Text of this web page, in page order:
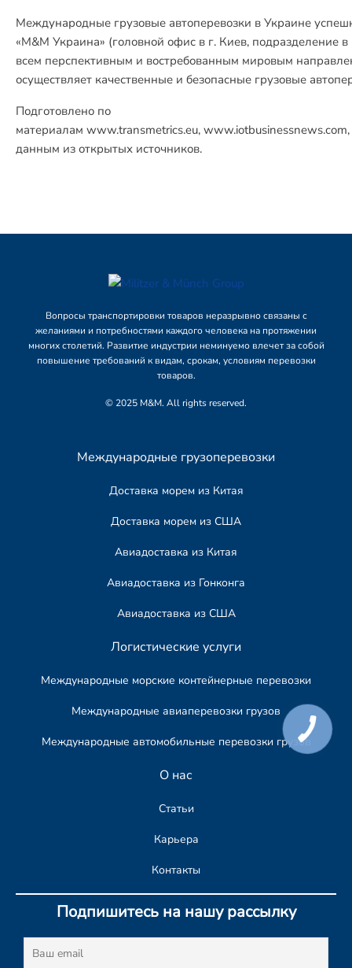
Международные грузовые автоперевозки в Украине
«M&M Украина» (головной офис в г. Киев, подразделение
всем перспективным и востребованным мировым
осуществляет качественные и безопасные грузовые
Подготовлено по
материалам www.transmetrics.eu, www.iotbusinessnews.com,
данным из открытых источников.
Вопросы транспортировки товаров неразрывно связаны с
желаниями и потребностями каждого человека на протяжении
многих столетий. Развитие индустрии неминуемо влечет за собой
повышение требований к видам, срокам, условиям перевозки
товаров.
© 2025 M&M. All rights reserved.
Международные грузоперевозки
Доставка морем из Китая
Доставка морем из США
Авиадоставка из Китая
Авиадоставка из Гонконга
Авиадоставка из США
Логистические услуги
Международные морские контейнерные перевозки
Международные авиаперевозки грузов
Международные автомобильные перевозки грузов​
О нас
Статьи
Карьера
Контакты
Подпишитесь на нашу рассылку